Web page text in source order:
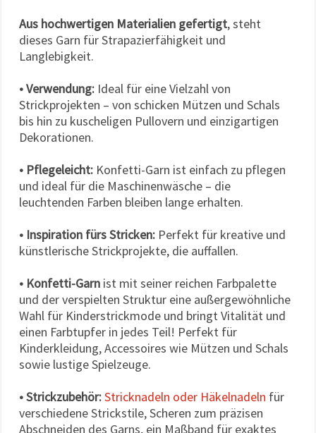
Aus hochwertigen Materialien gefertigt, steht
dieses Garn für Strapazierfähigkeit und
Langlebigkeit.
• Verwendung: Ideal für eine Vielzahl von
Strickprojekten – von schicken Mützen und Schals
bis hin zu kuscheligen Pullovern und einzigartigen
Dekorationen.
• Pflegeleicht: Konfetti-Garn ist einfach zu pflegen
und ideal für die Maschinenwäsche – die
leuchtenden Farben bleiben lange erhalten.
• Inspiration fürs Stricken: Perfekt für kreative und
künstlerische Strickprojekte, die auffallen.
• Konfetti-Garn ist mit seiner reichen Farbpalette
und der verspielten Struktur eine außergewöhnliche
Wahl für Kinderstrickmode und bringt Vitalität und
einen Farbtupfer in jedes Teil! Perfekt für
Kinderkleidung, Accessoires wie Mützen und Schals
sowie lustige Spielzeuge.
• Strickzubehör:Stricknadeln oder Häkelnadeln für
verschiedene Strickstile, Scheren zum präzisen
Abschneiden des Garns, ein Maßband für exaktes